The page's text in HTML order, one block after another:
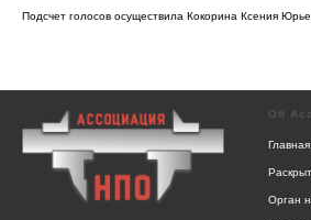
Подсчет голосов осуществила Кокорина Ксения
Об
Главная
Орган